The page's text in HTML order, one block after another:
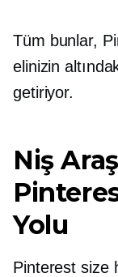
Tüm bunlar,
elinizin
getiriyor.
Niş
Yolu
Pinterest size